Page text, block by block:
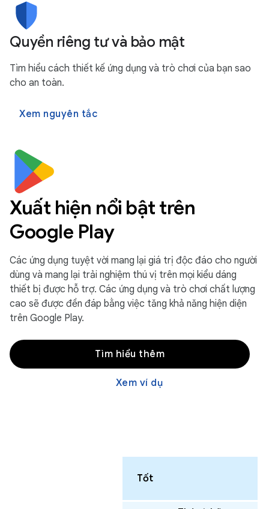
Quyền riêng tư và bảo mật
Tìm hiểu cách thiết kế ứng dụng và trò chơi của bạn sao
cho an toàn.
Xem nguyên tắc
Xuất hiện nổi bật trên
Google Play
Các ứng dụng tuyệt vời mang lại giá trị độc đáo cho người
dùng và mang lại trải nghiệm thú vị trên mọi kiểu dáng
thiết bị được hỗ trợ. Các ứng dụng và trò chơi chất lượng
cao sẽ được đền đáp bằng việc tăng khả năng hiện diện
trên Google Play.
Tìm hiểu thêm
Xem ví dụ
Tốt